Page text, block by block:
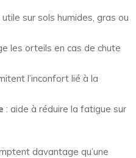
utile sur sols humides, gras ou
les orteils en cas de chute
l’inconfort lié à la
: aide à réduire la fatigue sur
davantage qu’une